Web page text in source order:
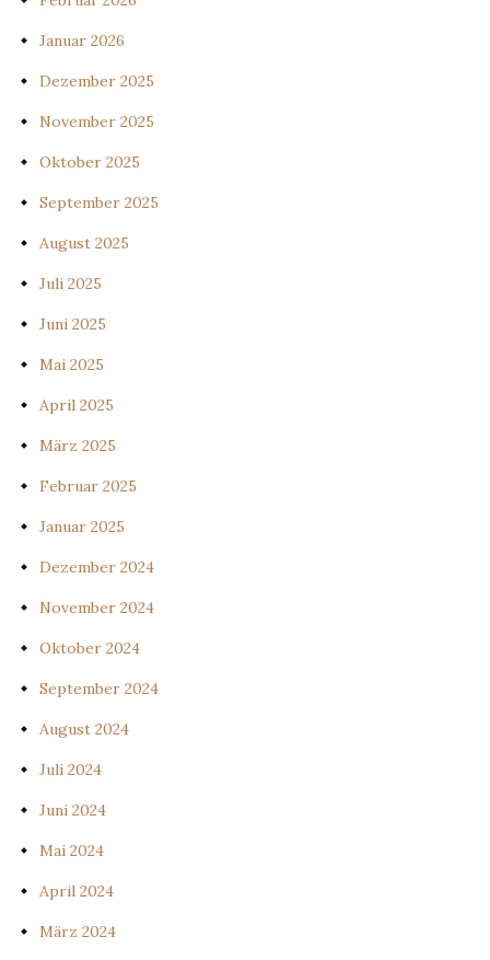
Januar 2026
Dezember 2025
November 2025
Oktober 2025
September 2025
August 2025
Juli 2025
Juni 2025
Mai 2025
April 2025
März 2025
Februar 2025
Januar 2025
Dezember 2024
November 2024
Oktober 2024
September 2024
August 2024
Juli 2024
Juni 2024
Mai 2024
April 2024
März 2024